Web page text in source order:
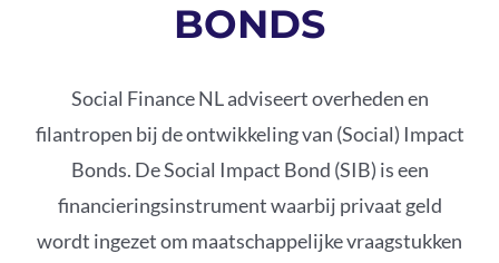
BONDS
Social Finance NL adviseert overheden en
filantropen bij de ontwikkeling van (Social) Impact
Bonds. De Social Impact Bond (SIB) is een
financieringsinstrument waarbij privaat geld
wordt ingezet om maatschappelijke vraagstukken